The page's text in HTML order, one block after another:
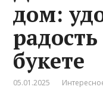
дом:
букете
05.01.2025